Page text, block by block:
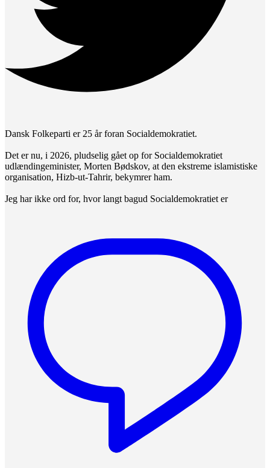
Dansk Folkeparti er 25 år foran Socialdemokratiet.
Det er nu, i 2026, pludselig gået op for Socialdemokratiet
udlændingeminister, Morten Bødskov, at den ekstreme islamistiske
organisation, Hizb-ut-Tahrir, bekymrer ham.
Jeg har ikke ord for, hvor langt bagud Socialdemokratiet er